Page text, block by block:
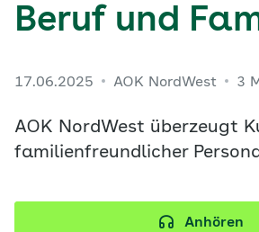
Beruf und
17.06.2025 AOK NordWest 3
AOK NordWest überzeugt
familienfreundlicher
Anhören